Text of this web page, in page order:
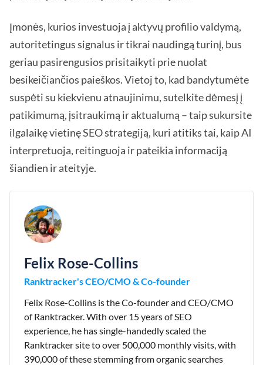
Įmonės, kurios investuoja į aktyvų profilio valdymą,
autoritetingus signalus ir tikrai naudingą turinį, bus
geriau pasirengusios prisitaikyti prie nuolat
besikeičiančios paieškos. Vietoj to, kad bandytumėte
suspėti su kiekvienu atnaujinimu, sutelkite dėmesį į
patikimumą, įsitraukimą ir aktualumą – taip sukursite
ilgalaikę vietinę SEO strategiją, kuri atitiks tai, kaip AI
interpretuoja, reitinguoja ir pateikia informaciją
šiandien ir ateityje.
Felix Rose-Collins
Ranktracker's CEO/CMO & Co-founder
Felix Rose-Collins is the Co-founder and CEO/CMO
of Ranktracker. With over 15 years of SEO
experience, he has single-handedly scaled the
Ranktracker site to over 500,000 monthly visits, with
390,000 of these stemming from organic searches